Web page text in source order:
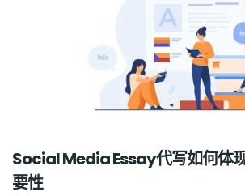
Social Media Essay代写如何体
要性